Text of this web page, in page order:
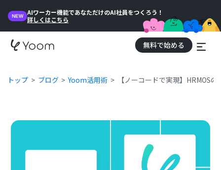
NEW
AIワーカー機能であなただけのAI社員をつくろう！
詳しくはこちら
無料で始める
トップ ブログ Yoom活用術 【ノーコードで実現】HRMOS